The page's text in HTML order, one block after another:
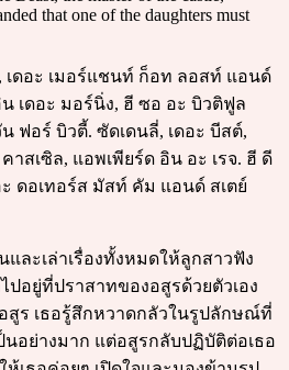
that one of the daughters must
เดอะ เมอร์แชนท์ ก็อท ลอสท์ แอนด์
เดอะ มอร์นิ่ง, ฮี ซอ อะ บิวติฟูล
ฟอร์ บิวตี้. ซัดเดนลี่, เดอะ บีสต์,
าสเซิล, แอพเพียร์ด อิน อะ เรจ. ฮี ดี
ดอเทอร์ส มัสท์ คัม แอนด์ สเตย์
ละเล่าเรื่องทั้งหมดให้ลูกสาวฟัง
ปอยู่ที่ปราสาทของอสูรด้วยตัวเอง
สูร เธอรู้สึกหวาดกลัวในรูปลักษณ์ที่
นอย่างมาก แต่อสูรกลับปฏิบัติต่อเธอ